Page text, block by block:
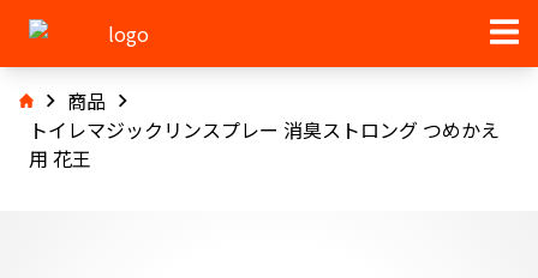
商品
トイレマジックリンスプレー 消臭ストロング つめかえ
用 花王